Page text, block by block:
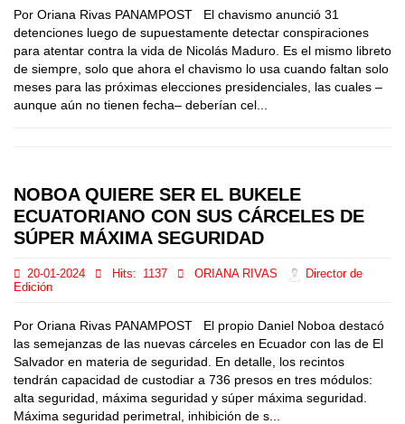
Por Oriana Rivas PANAMPOST El chavismo anunció 31
detenciones luego de supuestamente detectar conspiraciones
para atentar contra la vida de Nicolás Maduro. Es el mismo libreto
de siempre, solo que ahora el chavismo lo usa cuando faltan solo
meses para las próximas elecciones presidenciales, las cuales –
aunque aún no tienen fecha– deberían cel...
NOBOA QUIERE SER EL BUKELE
ECUATORIANO CON SUS CÁRCELES DE
SÚPER MÁXIMA SEGURIDAD
20-01-2024 Hits: 1137 ORIANA RIVAS
Director de
Edición
Por Oriana Rivas PANAMPOST El propio Daniel Noboa destacó
las semejanzas de las nuevas cárceles en Ecuador con las de El
Salvador en materia de seguridad. En detalle, los recintos
tendrán capacidad de custodiar a 736 presos en tres módulos:
alta seguridad, máxima seguridad y súper máxima seguridad.
Máxima seguridad perimetral, inhibición de s...